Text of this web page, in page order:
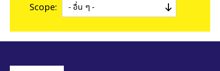
Scope: